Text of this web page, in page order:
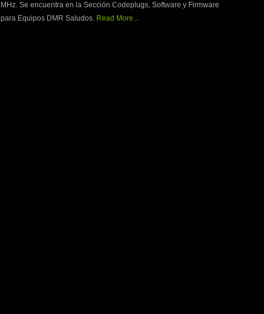
MHz. Se encuentra en la Sección Codeplugs, Software y Firmware
para Equipos DMR Saludos. Read More...